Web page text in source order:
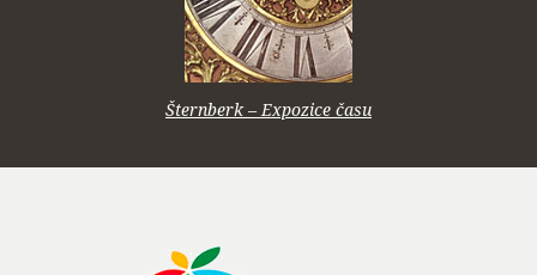
Šternberk – Expozice času